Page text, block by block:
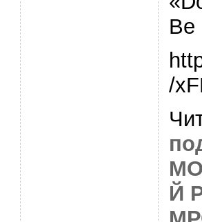
Be
/
Й